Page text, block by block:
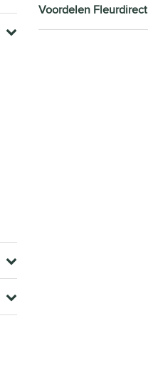
Voordelen Fleurdirect